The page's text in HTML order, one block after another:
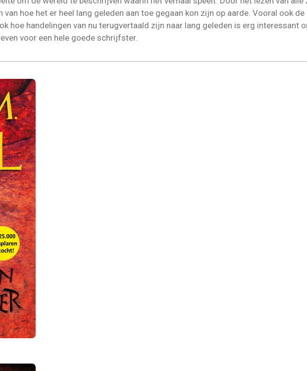
van hoe het er heel lang geleden aan toe gegaan kon zijn op aarde. Vooral ook
hoe handelingen van nu terugvertaald zijn naar lang geleden is erg interessant
voor een hele goede schrijfster.